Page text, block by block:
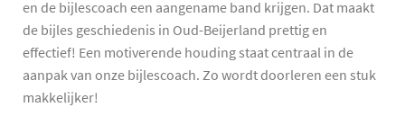
en de bijlescoach een aangename band krijgen. Dat maakt
de bijles geschiedenis in Oud-Beijerland prettig en
effectief! Een motiverende houding staat centraal in de
aanpak van onze bijlescoach. Zo wordt doorleren een stuk
makkelijker!